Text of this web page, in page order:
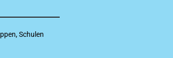
Schulen